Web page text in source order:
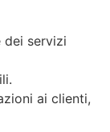
dei servizi
ai clienti,